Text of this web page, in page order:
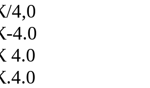
4,0
4.0
4.0